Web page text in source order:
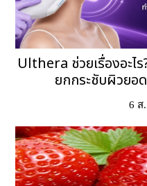
Ulthera ช่วยเรื่องอะไ
ยกกระชับผิวยอ
6 ส